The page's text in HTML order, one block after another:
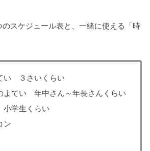
スケジュール表と、一緒に使える「時
い ３さいくらい
よてい 年中さん～年長さんくらい
学生くらい
ン